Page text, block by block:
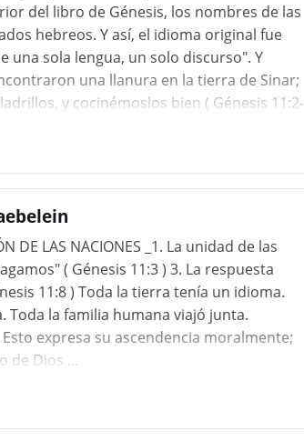
del libro de Génesis, los nombres de las
hebreos. Y así, el idioma original fue
una sola lengua, un solo discurso". Y
una llanura en la tierra de Sinar;
y cocinémoslos bien ( Génesis 11:2-
muy temprano después del diluvio,
casas con rocas, avanzaron al estado
DE LAS NACIONES _1. La unidad de las
( Génesis 11:3 ) 3. La respuesta
11:8 ) Toda la tierra tenía un idioma.
Toda la familia humana viajó junta.
expresa su ascendencia moralmente;
de Dios ...